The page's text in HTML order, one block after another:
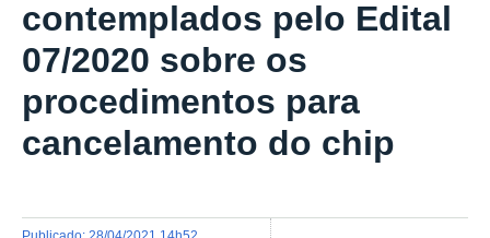
contemplados pelo Edital
07/2020 sobre os
procedimentos para
cancelamento do chip
publicado: 28/04/2021 14h52